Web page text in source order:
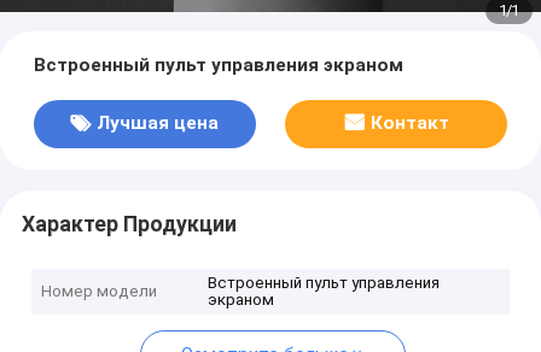
1/1
Встроенный пульт управления экраном
Лучшая цена Контакт
Характер Продукции
Номер модели
Встроенный пульт управления
экраном